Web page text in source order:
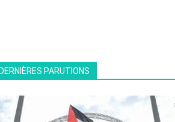
PARUTIONS